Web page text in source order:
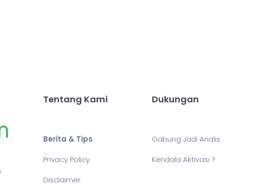
Tentang Kami
Berita & Tips
Privacy Policy
Disclaimer
Dukungan
Gabung Jadi Analis
Kendala Aktivasi ?